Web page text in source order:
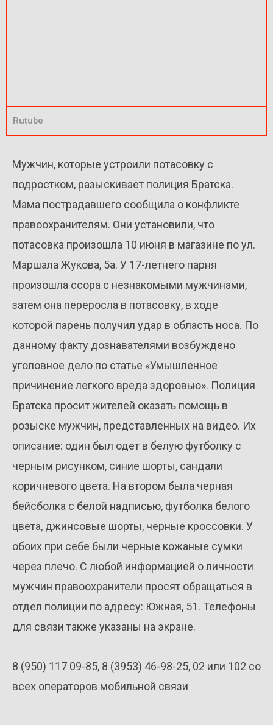
Rutube
Мужчин, которые устроили потасовку с
подростком, разыскивает полиция Братска.
Мама пострадавшего сообщила о конфликте
правоохранителям. Они установили, что
потасовка произошла 10 июня в магазине по ул.
Маршала Жукова, 5а. У 17-летнего парня
произошла ссора с незнакомыми мужчинами,
затем она переросла в потасовку, в ходе
которой парень получил удар в область носа. По
данному факту дознавателями возбуждено
уголовное дело по статье «Умышленное
причинение легкого вреда здоровью». Полиция
Братска просит жителей оказать помощь в
розыске мужчин, представленных на видео. Их
описание: один был одет в белую футболку с
черным рисунком, синие шорты, сандали
коричневого цвета. На втором была черная
бейсболка с белой надписью, футболка белого
цвета, джинсовые шорты, черные кроссовки. У
обоих при себе были черные кожаные сумки
через плечо. С любой информацией о личности
мужчин правоохранители просят обращаться в
отдел полиции по адресу: Южная, 51. Телефоны
для связи также указаны на экране.
8 (950) 117 09-85, 8 (3953) 46-98-25, 02 или 102 со
всех операторов мобильной связи